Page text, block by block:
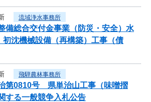
流域浄水事務所
総合交付金事業（防災・安全）水
初沈機械設備（再構築）工事（債
飛騨農林事務所
第0810号 県単治山工事（味噌摺
する一般競争入札公告